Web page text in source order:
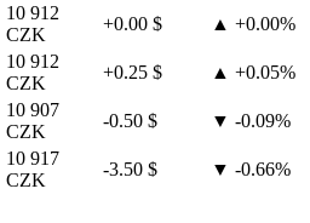
10 912
CZK
+0.00 $
▲ +0.00%
10 912
CZK
+0.25 $
▲ +0.05%
10 907
CZK
-0.50 $
▼ -0.09%
10 917
CZK
-3.50 $ ▼ -0.66%